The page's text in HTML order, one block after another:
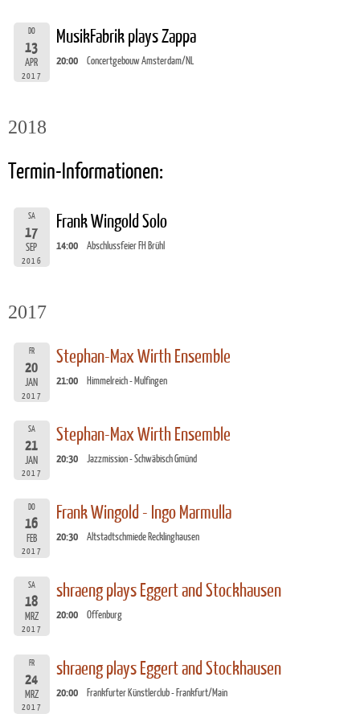
DO
13
APR
2017
MusikFabrik plays Zappa
20:00 Concertgebouw Amsterdam/NL
2018
Termin-Informationen:
SA
17
SEP
2016
Frank Wingold Solo
14:00 Abschlussfeier FH Brühl
2017
FR
20
JAN
2017
Stephan-Max Wirth Ensemble
21:00 Himmelreich - Mulfingen
SA
21
JAN
2017
Stephan-Max Wirth Ensemble
20:30 Jazzmission - Schwäbisch Gmünd
DO
16
FEB
2017
Frank Wingold - Ingo Marmulla
20:30 Altstadtschmiede Recklinghausen
SA
18
MRZ
2017
shraeng plays Eggert and Stockhausen
20:00 Offenburg
FR
24
MRZ
2017
shraeng plays Eggert and Stockhausen
20:00 Frankfurter Künstlerclub - Frankfurt/Main